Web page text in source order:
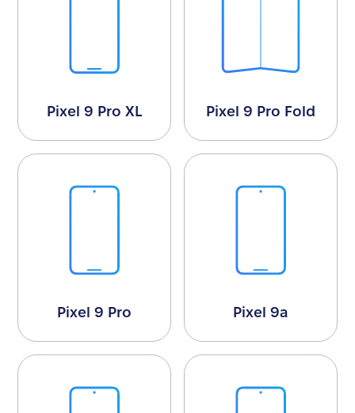
Pixel 9 Pro XL Pixel 9 Pro Fold
Pixel 9 Pro Pixel 9a